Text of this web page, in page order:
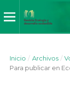
Inicio / Archivos /
Para publicar en